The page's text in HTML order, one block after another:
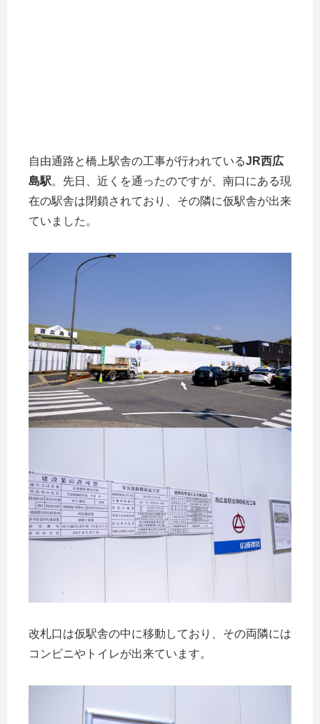
自由通路と橋上駅舎の工事が行われているJR西広
島駅。先日、近くを通ったのですが、南口にある現
在の駅舎は閉鎖されており、その隣に仮駅舎が出来
ていました。
改札口は仮駅舎の中に移動しており、その両隣には
コンビニやトイレが出来ています。